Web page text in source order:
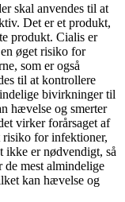
skal anvendes til at
Det er et produkt,
produkt. Cialis er
øget risiko for
som er også
til at kontrollere
bivirkninger til
hævelse og smerter
virker forårsaget af
risiko for infektioner,
er nødvendigt, så
mest almindelige
kan hævelse og